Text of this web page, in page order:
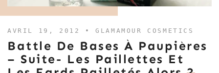
AVRIL 19, 2012 •GLAMAMOUR COSMETICS
Battle De Bases À Paupières
– Suite- Les Paillettes Et